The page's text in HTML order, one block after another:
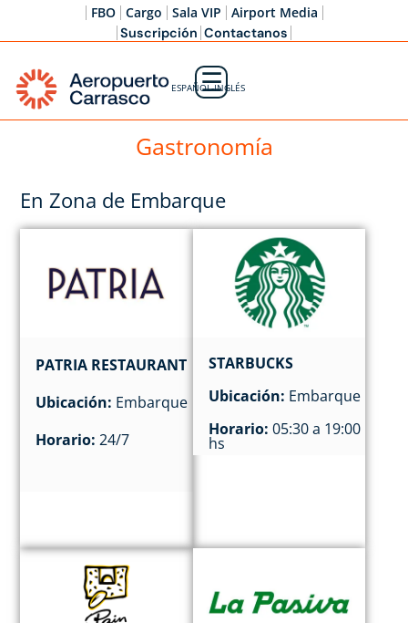
FBO Cargo Sala VIP Airport Media
Suscripción Contactanos
☰
ESPAÑOL-INGLÉS
Gastronomía
En Zona de Embarque
PATRIA RESTAURANT
Ubicación: Embarque
Horario: 24/7
STARBUCKS
Ubicación: Embarque
Horario: 05:30 a 19:00
hs